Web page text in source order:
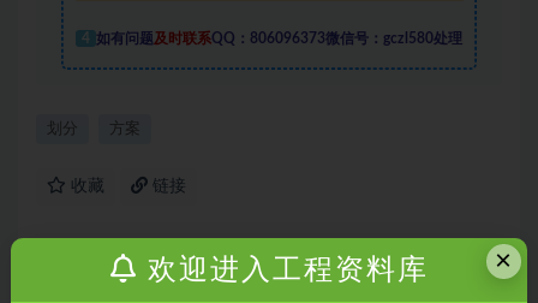
4 如有问题及时联系QQ：806096373微信号：gczl580处理
划分 方案
收藏 链接
×
欢迎进入工程资料库